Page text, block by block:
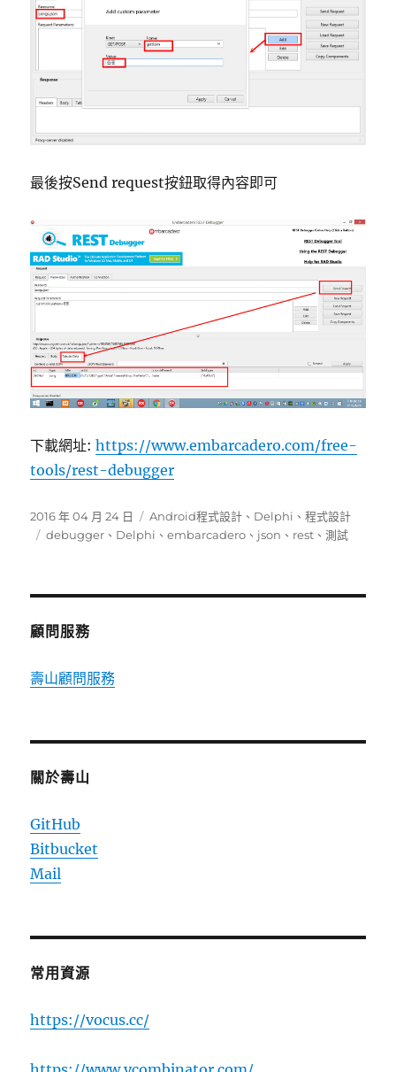
最後按Send request按鈕取得內容即可
下載網址:https://www.embarcadero.com/free-
tools/rest-debugger
發
佈
2016 年 04 月 24 日
分
類
Android程式設計 、 Delphi 、程式設計
標
debugger 、 Delphi 、embarcadero 、 json 、 rest 、測試
顧問服務
壽山顧問服務
關於壽山
GitHub
Bitbucket
Mail
常用資源
https://vocus.cc/